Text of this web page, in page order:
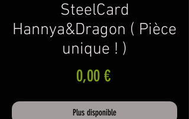
SteelCard
Hannya&Dragon ( Pièce
unique ! )
0,00 €Prix
Plus disponible